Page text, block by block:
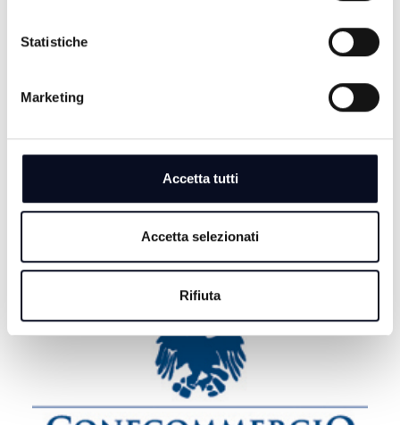
Statistiche
Marketing
Accetta tutti
Accetta selezionati
Rifiuta
RIMINI: Addio dei frati dopo 500 anni, “ma la mensa
dei poveri continua” | VIDEO
7 AGOSTO 2026
Bologna sul parquet di Rimini